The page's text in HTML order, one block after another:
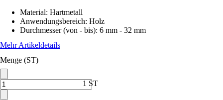
Material: Hartmetall
Anwendungsbereich: Holz
Durchmesser (von - bis): 6 mm - 32 mm
Mehr Artikeldetails
Menge (ST)
1 ST